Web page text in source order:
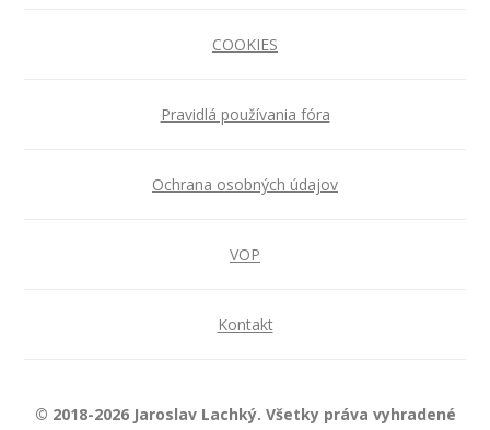
COOKIES
Pravidlá používania fóra
Ochrana osobných údajov
VOP
Kontakt
© 2018-2026 Jaroslav Lachký. Všetky práva vyhradené